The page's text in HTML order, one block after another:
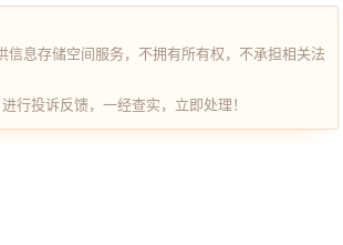
息存储空间服务，不拥有所有权，不承担相关法
行投诉反馈，一经查实，立即处理！